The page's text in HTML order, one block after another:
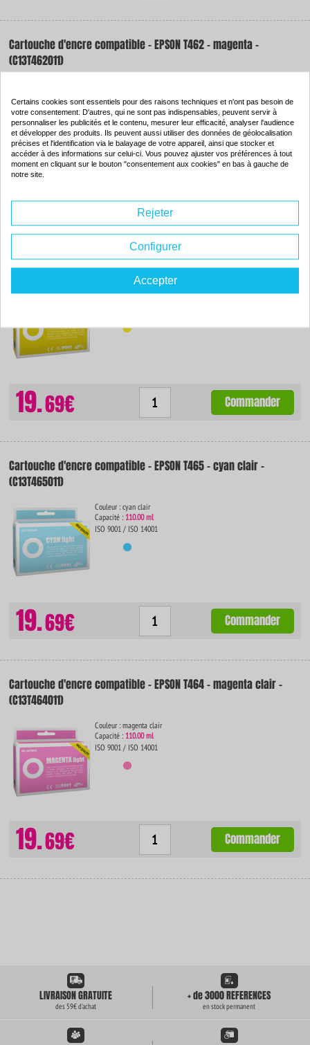
Cartouche d'encre compatible - EPSON T462 - magenta -
(C13T462011)
ISO 9001 / ISO 14001
19.69€ Commander
Cartouche d'encre compatible - EPSON T461 - jaune - (C13T461011)
19.69€ Commander
Cartouche d'encre compatible - EPSON T465 - cyan clair -
(C13T465011)
Couleur : cyan clair
Capacité : 110.00 ml
ISO 9001 / ISO 14001
19.69€ Commander
Cartouche d'encre compatible - EPSON T464 - magenta clair -
(C13T464011)
Couleur : magenta clair
Capacité : 110.00 ml
ISO 9001 / ISO 14001
19.69€ Commander
LIVRAISON GRATUITE
des 59€ d'achat
+ de 3000 REFERENCES
en stock permanent
Certains cookies sont essentiels pour des raisons techniques et n'ont pas besoin de
votre consentement. D'autres, qui ne sont pas indispensables, peuvent servir à
personnaliser les publicités et le contenu, mesurer leur efficacité, analyser l'audience
et développer des produits. Ils peuvent aussi utiliser des données de géolocalisation
précises et l'identification via le balayage de votre appareil, ainsi que stocker et
accéder à des informations sur celui-ci. Vous pouvez ajuster vos préférences à tout
moment en cliquant sur le bouton "consentement aux cookies" en bas à gauche de
notre site.
Rejeter
Configurer
Accepter